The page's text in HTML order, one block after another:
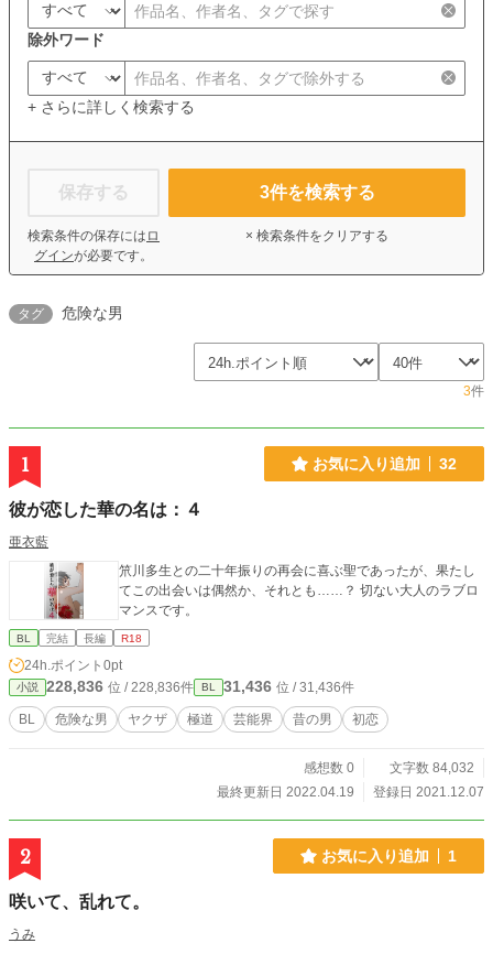
除外ワード
+ さらに詳しく検索する
保存する
検索条件の保存には ロ
グインが必要です。
3件を検索する
× 検索条件をクリアする
タグ 危険な男
3件
1 お気に入り追加 32
彼が恋した華の名は：４
亜衣藍
笊川多生との二十年振りの再会に喜ぶ聖であったが、果たし
てこの出会いは偶然か、それとも……？ 切ない大人のラブロ
マンスです。
BL 完結 長編 R18
24h.ポイント 0pt
小説 228,836 位 / 228,836件 BL 31,436 位 / 31,436件
BL 危険な男 ヤクザ 極道 芸能界 昔の男 初恋
感想数 0
文字数 84,032
最終更新日 2022.04.19
登録日 2021.12.07
2 お気に入り追加 1
咲いて、乱れて。
うみ